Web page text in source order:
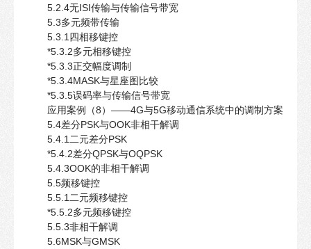
5.2.4无ISI传输与传输信号带宽
5.3多元频带传输
5.3.1四相移键控
*5.3.2多元相移键控
*5.3.3正交幅度调制
*5.3.4MASK与星座图比较
*5.3.5误码率与传输信号带宽
应用案例（8）——4G与5G移动通信系统中的调制方案
5.4差分PSK与OOK非相干解调
5.4.1二元差分PSK
*5.4.2差分QPSK与OQPSK
5.4.3OOK的非相干解调
5.5频移键控
5.5.1二元频移键控
*5.5.2多元频移键控
5.5.3非相干解调
5.6MSK与GMSK